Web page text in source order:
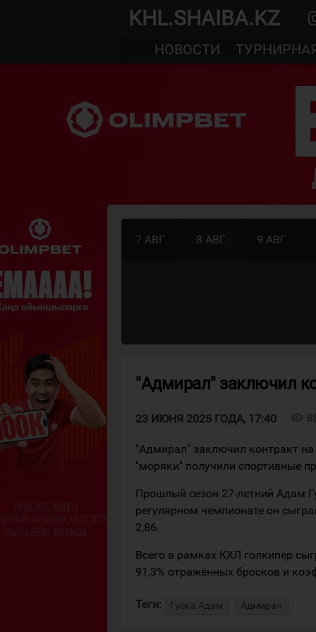
KHL.SHAIBA.KZ
НОВОСТИ
7 АВГ. 8 АВГ. 9 АВГ.
"Адмирал" заключил
23 ИЮНЯ 2025 ГОДА, 17:40
"Адмирал" заключил контракт
"моряки" получили спортивные
Прошлый сезон 27-летний Адам
регулярном чемпионате он
2,86.
Всего в рамках КХЛ голкипер
91,3% отражённых бросков и
Теги: Гуска Адам Адмирал